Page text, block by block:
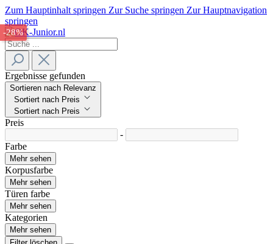
Zum Hauptinhalt springen Zur Suche springen Zur Hauptnavigation
springen
Ergebnisse gefunden
Sortieren nach Relevanz
Sortiert nach Preis
Sortiert nach Preis
Preis
-
Farbe
Mehr sehen
Korpusfarbe
Mehr sehen
Türen farbe
Mehr sehen
Kategorien
Mehr sehen
-28%